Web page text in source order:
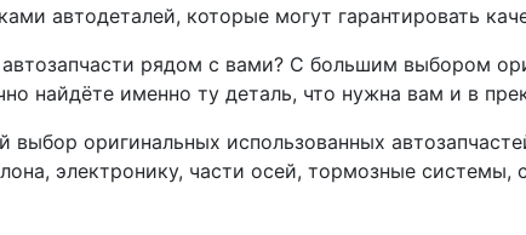
автодеталей, которые могут гарантировать
рядом с вами? С большим выбором
найдёте именно ту деталь, что нужна вам и в
выбор оригинальных использованных
электронику, части осей, тормозные